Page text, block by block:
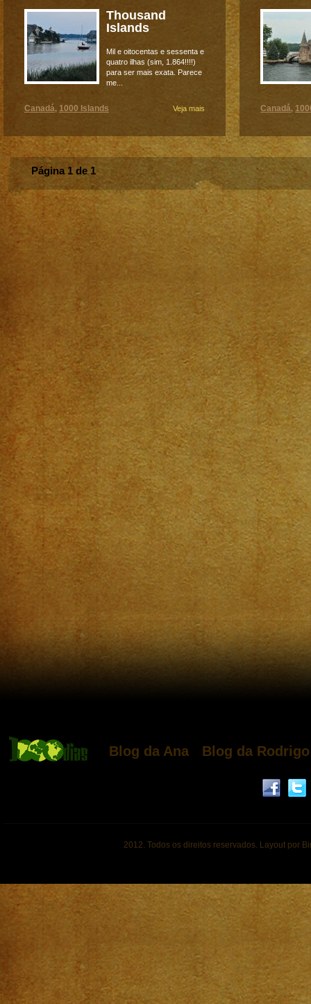
Thousand
Islands
Mil e oitocentas e sessenta e
quatro ilhas (sim, 1.864!!!!)
para ser mais exata. Parece
me...
Veja mais
Canadá, 1000 Islands Canadá,
Página 1 de 1
Blog da Ana Blog da Rodrigo
2012. Todos os direitos reservados. Layout por